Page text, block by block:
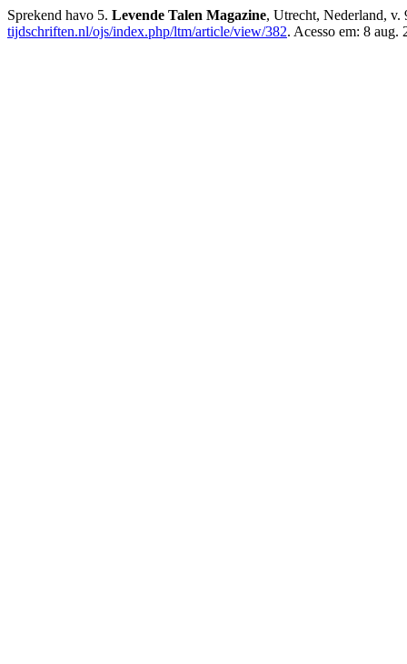
Sprekend havo 5. Levende Talen Magazine, Utrecht, Nederland,
tijdschriften.nl/ojs/index.php/ltm/article/view/382. Acesso em: 8 aug.